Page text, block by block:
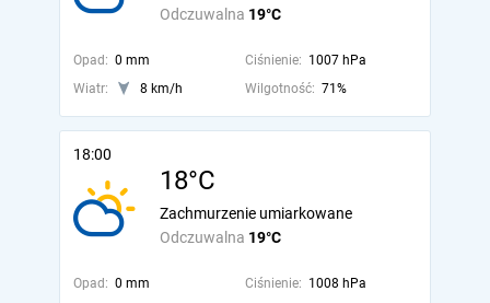
Odczuwalna 19°C
Opad: 0 mm Ciśnienie: 1007 hPa
Wiatr:
8 km/h Wilgotność: 71%
18:00
18°C
Odczuwalna 19°C
Zachmurzenie umiarkowane
Opad: 0 mm Ciśnienie: 1008 hPa